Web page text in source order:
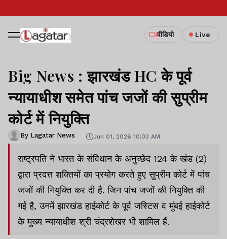
वीडियो Live
Big News : झारखंड HC के पूर्व
न्यायाधीश समेत पांच जजों की सुप्रीम
कोर्ट में नियुक्ति
By Lagatar News Jun 01, 2026 10:03 AM
राष्ट्रपति ने भारत के संविधान के अनुच्छेद 124 के खंड (2)
द्वारा प्रदत्त शक्तियों का प्रयोग करते हुए सुप्रीम कोर्ट में पांच
जजों की नियुक्ति कर दी है. जिन पांच जजों की नियुक्ति की
गई है, उनमें झारखंड हाईकोर्ट के पूर्व जस्टिस व मुंबई हाईकोर्ट
के मुख्य न्यायाधीश श्री चंद्रशेखर भी शामिल हैं.